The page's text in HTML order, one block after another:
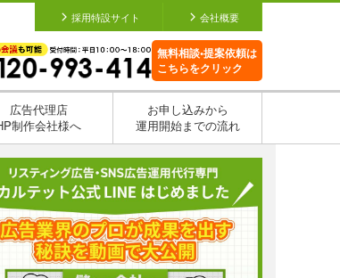
採用特設サイト 会社概要
無料相談•提案依頼は
こちらをクリック
広告代理店
制作会社様へ
お申し込みから
運用開始までの流れ